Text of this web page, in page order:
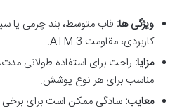
ویژگی ها: قاب متوسط، بند چرمی یا
کاربردی، مقاومت 3 ATM.
مزایا: راحت برای استفاده طولانی
مناسب برای هر نوع پوشش.
معایب: سادگی ممکن است برای برخی